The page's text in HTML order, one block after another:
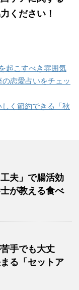
ください！
起こすべき雰囲気
恋愛占いをチェッ
く節約できる「秋
夫」で腸活効
が教える食べ
手でも大丈
る「セットア